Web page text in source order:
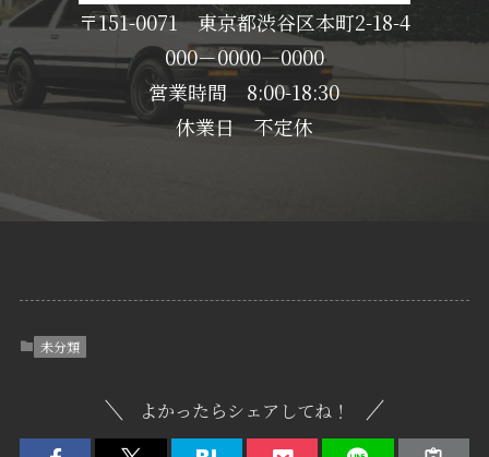
〒151-0071 東京都渋谷区本町2-18-4
000－0000―0000
営業時間 8:00-18:30
休業日 不定休
未分類
よかったらシェアしてね！